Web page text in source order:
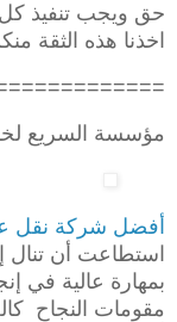
حق ويجب تنفيذ كل
اخذنا هذه الثقة
مؤسسة السريع
أفضل شركة نقل
استطاعت أن
بمهارة عالية في
مقومات النجاح